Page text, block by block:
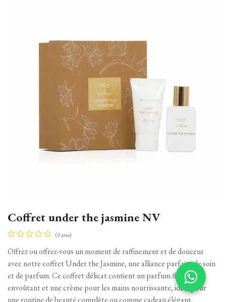
Coffret under the jasmine NV
(0 avis)
Offrez ou offrez-vous un moment de raffinement et de douceur
avec notre coffret Under the Jasmine, une alliance parfaite de soin
et de parfum. Ce coffret délicat contient un parfum floral
envoûtant et une crème pour les mains nourrissante, idéal pour